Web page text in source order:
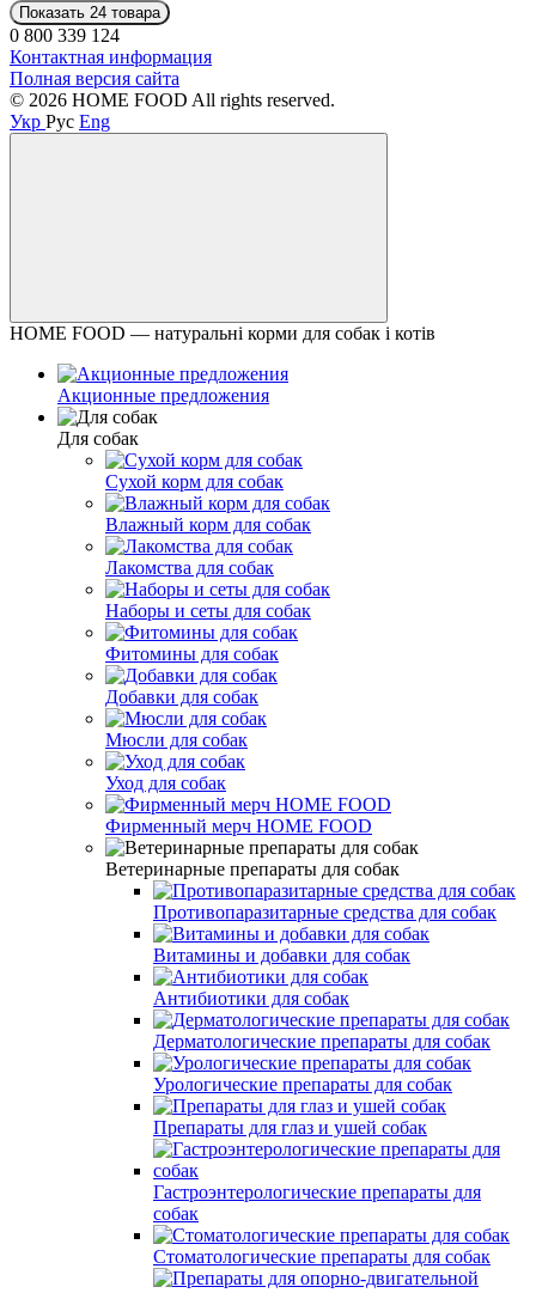
Показать 24 товара
0 800 339 124
Контактная информация
Полная версия сайта
© 2026 HOME FOOD All rights reserved.
Укр Рус Eng
HOME FOOD — натуральні корми для собак і котів
Акционные предложения
Для собак
Сухой корм для собак
Влажный корм для собак
Лакомства для собак
Наборы и сеты для собак
Фитомины для собак
Добавки для собак
Мюсли для собак
Уход для собак
Фирменный мерч HOME FOOD
Ветеринарные препараты для собак
Противопаразитарные средства для собак
Витамины и добавки для собак
Антибиотики для собак
Дерматологические препараты для собак
Урологические препараты для собак
Препараты для глаз и ушей собак
Гастроэнтерологические препараты для
собак
Стоматологические препараты для собак